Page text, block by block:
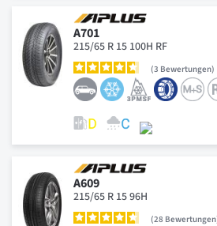
A701
215/65 R 15 100H RF
3 Bewertungen
A609
215/65 R 15 96H
28 Bewertungen